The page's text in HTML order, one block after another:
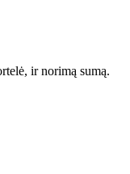
ir norimą sumą.